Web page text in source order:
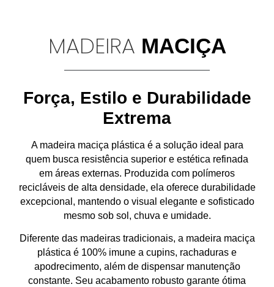
MADEIRA MACIÇA
Força, Estilo e Durabilidade
Extrema
A madeira maciça plástica é a solução ideal para
quem busca resistência superior e estética refinada
em áreas externas. Produzida com polímeros
recicláveis de alta densidade, ela oferece durabilidade
excepcional , mantendo o visual elegante e sofisticado
mesmo sob sol, chuva e umidade.
Diferente das madeiras tradicionais, a madeira maciça
plástica é 100% imune a cupins, rachaduras e
apodrecimento, além de dispensar manutenção
constante. Seu acabamento robusto garante ótima